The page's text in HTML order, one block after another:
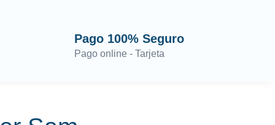
Pago 100% Seguro
Pago online - Tarjeta